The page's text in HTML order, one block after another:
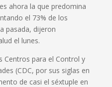
ahora la que predomina
el 73% de los
pasada, dijeron
el lunes.
Centros para el Control y
(CDC, por sus siglas en
de casi el séxtuple en